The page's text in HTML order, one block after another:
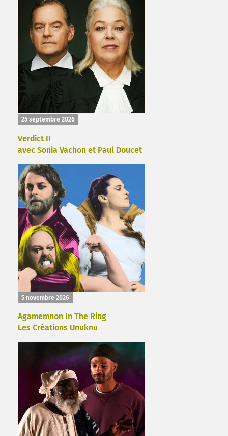
25 septembre 2026
Verdict II
avec Sonia Vachon et Paul Doucet
5 novembre 2026
Agamemnon In The Ring
Les Créations Unuknu